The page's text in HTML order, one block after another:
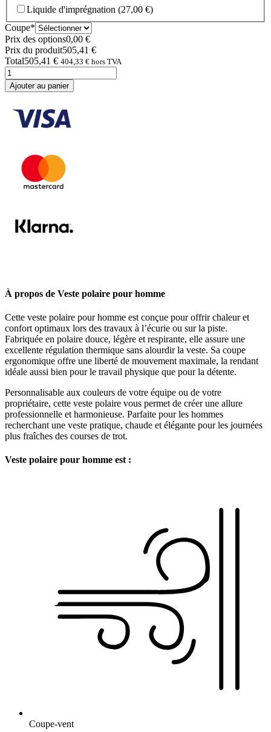
Liquide d'imprégnation (27,00 €)
Coupe* (required)
Prix des options0,00 €
Prix du produit505,41 €
Total505,41 € 404,33 € hors TVA
quantité
de
Veste
pour
homme
Ajouter au panier
À propos de Veste polaire pour homme
Cette veste polaire pour homme est conçue pour offrir chaleur et
confort optimaux lors des travaux à l’écurie ou sur la piste.
Fabriquée en polaire douce, légère et respirante, elle assure une
excellente régulation thermique sans alourdir la veste. Sa coupe
ergonomique offre une liberté de mouvement maximale, la rendant
idéale aussi bien pour le travail physique que pour la détente.
Personnalisable aux couleurs de votre équipe ou de votre
propriétaire, cette veste polaire vous permet de créer une allure
professionnelle et harmonieuse. Parfaite pour les hommes
recherchant une veste pratique, chaude et élégante pour les journées
plus fraîches des courses de trot.
Veste polaire pour homme est :
Coupe-vent